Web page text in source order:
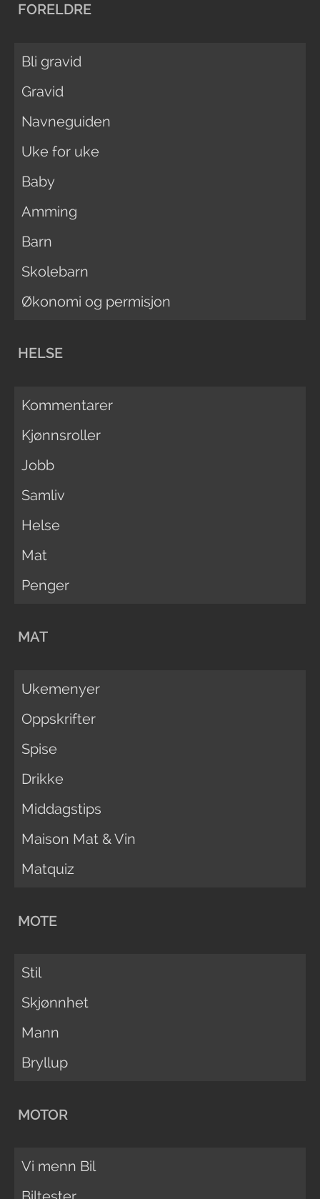
FORELDRE
Bli gravid
Gravid
Navneguiden
Uke for uke
Baby
Amming
Barn
Skolebarn
Økonomi og permisjon
HELSE
Kommentarer
Kjønnsroller
Jobb
Samliv
Helse
Mat
Penger
MAT
Ukemenyer
Oppskrifter
Spise
Drikke
Middagstips
Maison Mat & Vin
Matquiz
MOTE
Stil
Skjønnhet
Mann
Bryllup
MOTOR
Vi menn Bil